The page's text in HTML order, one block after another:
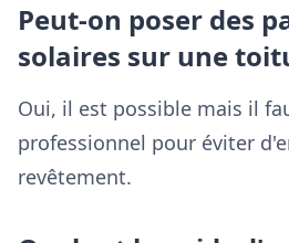
Peut-on poser des
solaires sur une
Oui, il est possible mais il
professionnel pour éviter
revêtement.